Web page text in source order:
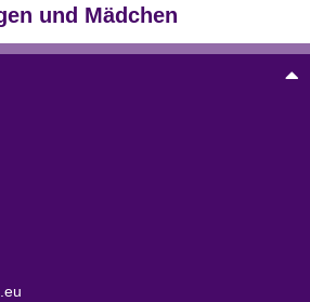
und Mädchen